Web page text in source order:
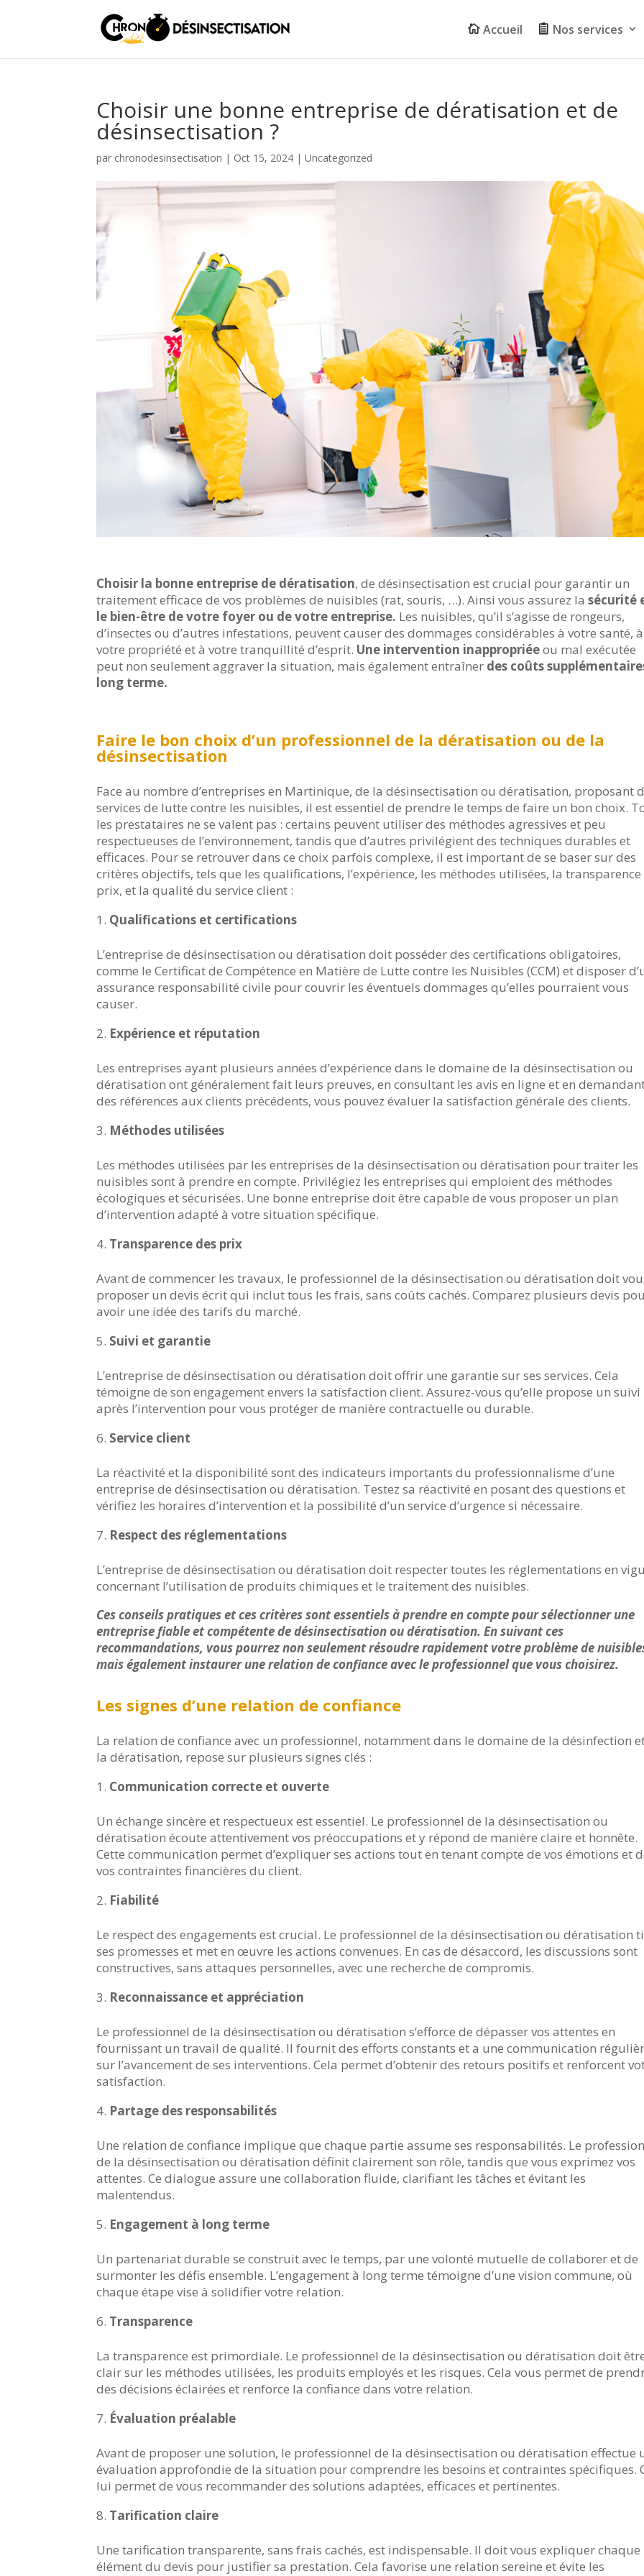
Accueil Nos services
Choisir une bonne entreprise de dératisation et de
désinsectisation ?
par chronodesinsectisation | Oct 15, 2024 |Uncategorized
Choisir la bonne entreprise de dératisation, de désinsectisation est crucial pour garantir un
traitement efficace de vos problèmes de nuisibles (rat, souris, …). Ainsi vous assurez lasécurité
le bien-être de votre foyer ou de votre entreprise. Les nuisibles, qu’il s’agisse de rongeurs,
d’insectes ou d’autres infestations, peuvent causer des dommages considérables à votre santé, à
votre propriété et à votre tranquillité d’esprit. Une intervention inappropriéeou mal exécutée
peut non seulement aggraver la situation, mais également entraîner des coûts
long terme.
Faire le bon choix d’un professionnel de la dératisation ou de la
désinsectisation
Face au nombre d’entreprises en Martinique, de la désinsectisation ou dératisation, proposant
services de lutte contre les nuisibles, il est essentiel de prendre le temps de faire un bon choix.
les prestataires ne se valent pas : certains peuvent utiliser des méthodes agressives et peu
respectueuses de l’environnement, tandis que d’autres privilégient des techniques durables et
efficaces. Pour se retrouver dans ce choix parfois complexe, il est important de se baser sur des
critères objectifs, tels que les qualifications, l’expérience, les méthodes utilisées, la transparence
prix, et la qualité du service client :
Qualifications et certifications
L’entreprise de désinsectisation ou dératisation doit posséder des certifications obligatoires,
comme le Certificat de Compétence en Matière de Lutte contre les Nuisibles (CCM) et disposer
assurance responsabilité civile pour couvrir les éventuels dommages qu’elles pourraient vous
causer.
Expérience et réputation
Les entreprises ayant plusieurs années d’expérience dans le domaine de la désinsectisation ou
dératisation ont généralement fait leurs preuves, en consultant les avis en ligne et en
des références aux clients précédents, vous pouvez évaluer la satisfaction générale des clients.
Méthodes utilisées
Les méthodes utilisées par les entreprises de la désinsectisation ou dératisation pour traiter les
nuisibles sont à prendre en compte. Privilégiez les entreprises qui emploient des méthodes
écologiques et sécurisées. Une bonne entreprise doit être capable de vous proposer un plan
d’intervention adapté à votre situation spécifique.
Transparence des prix
Avant de commencer les travaux, le professionnel de la désinsectisation ou dératisation doit
proposer un devis écrit qui inclut tous les frais, sans coûts cachés. Comparez plusieurs devis
avoir une idée des tarifs du marché.
Suivi et garantie
L’entreprise de désinsectisation ou dératisation doit offrir une garantie sur ses services. Cela
témoigne de son engagement envers la satisfaction client. Assurez-vous qu’elle propose un suivi
après l’intervention pour vous protéger de manière contractuelle oudurable.
Service client
La réactivité et la disponibilité sont des indicateurs importants du professionnalisme d’une
entreprise de désinsectisation ou dératisation. Testez sa réactivité en posant des questions et
vérifiez les horaires d’intervention et la possibilité d’un service d’urgence si nécessaire.
Respect des réglementations
L’entreprise de désinsectisation ou dératisation doit respecter toutes les réglementations en
concernant l’utilisation de produits chimiques et le traitement des nuisibles.
Ces conseils pratiques et ces critères sont essentiels à prendre en compte pour sélectionner une
entreprise fiable et compétente de désinsectisation ou dératisation. En suivant ces
recommandations, vous pourrez non seulement résoudre rapidement votre problème de
mais également instaurer une relation de confiance avec le professionnel que vous choisirez.
Les signes d’une relation de confiance
La relation de confiance avec un professionnel, notamment dans le domaine de la désinfection
la dératisation, repose sur plusieurs signes clés :
Communication correcte et ouverte
Un échange sincère et respectueux est essentiel. Le professionnel de la désinsectisation ou
dératisation écoute attentivement vos préoccupations et y répond de manière claire et honnête.
Cette communication permet d’expliquer ses actions tout en tenant compte de vos émotions et
vos contraintes financières du client.
Fiabilité
Le respect des engagements est crucial. Le professionnel de la désinsectisation ou dératisation
ses promesses et met en œuvre les actions convenues. En cas de désaccord, les discussions sont
constructives, sans attaques personnelles, avec une recherche de compromis.
Reconnaissance et appréciation
Le professionnel de la désinsectisation ou dératisation s’efforce de dépasser vos attentes en
fournissant un travail de qualité. Il fournit des efforts constants et a une communication
sur l’avancement de ses interventions. Cela permet d’obtenir des retours positifs et renforcent
satisfaction.
Partage des responsabilités
Une relation de confiance implique que chaque partie assume ses responsabilités. Le
de la désinsectisation ou dératisation définit clairement son rôle, tandis que vous exprimez vos
attentes. Ce dialogue assure une collaboration fluide, clarifiant les tâches et évitant les
malentendus.
Engagement à long terme
Un partenariat durable se construit avec le temps, par une volonté mutuelle de collaborer et de
surmonter les défis ensemble. L’engagement à long terme témoigne d’une vision commune, où
chaque étape vise à solidifier votre relation.
Transparence
La transparence est primordiale. Le professionnel de la désinsectisation ou dératisation doit
clair sur les méthodes utilisées, les produits employés et les risques. Cela vous permet de
des décisions éclairées et renforce la confiance dans votre relation.
Évaluation préalable
Avant de proposer une solution, le professionnel de la désinsectisation ou dératisation effectue
évaluation approfondie de la situation pour comprendre les besoins et contraintes spécifiques.
lui permet de vous recommander des solutions adaptées, efficaces et pertinentes.
Tarification claire
Une tarification transparente, sans frais cachés, est indispensable. Il doit vous expliquer chaque
élément du devis pour justifier sa prestation. Cela favorise une relation sereine et évite les